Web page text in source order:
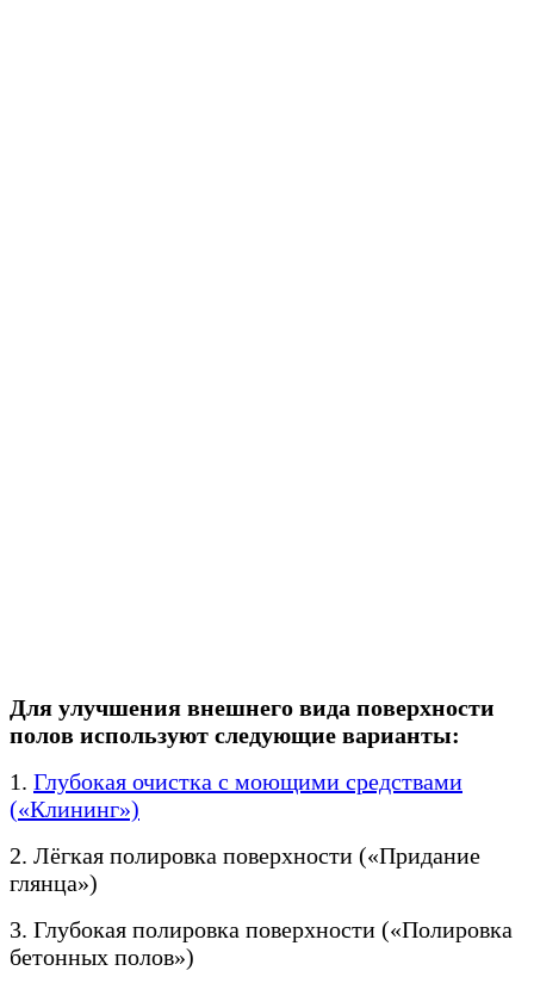
Для улучшения внешнего вида поверхности
полов используют следующие варианты:
1. Глубокая очистка с моющими средствами
(«Клининг»)
2. Лёгкая полировка поверхности («Придание
глянца»)
3. Глубокая полировка поверхности («Полировка
бетонных полов»)